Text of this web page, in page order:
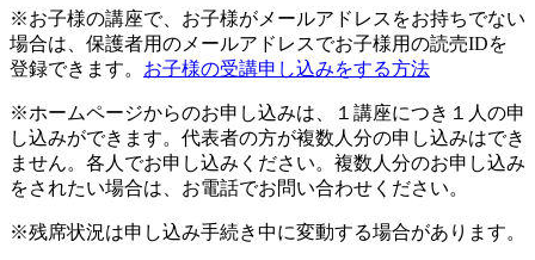
※お子様の講座で、お子様がメールアドレスをお持ちでない
場合は、保護者用のメールアドレスでお子様用の読売IDを
登録できます。 お子様の受講申し込みをする方法
※ホームページからのお申し込みは、１講座につき１人の申
し込みができます。代表者の方が複数人分の申し込みはでき
ません。各人でお申し込みください。複数人分のお申し込み
をされたい場合は、お電話でお問い合わせください。
※残席状況は申し込み手続き中に変動する場合があります。